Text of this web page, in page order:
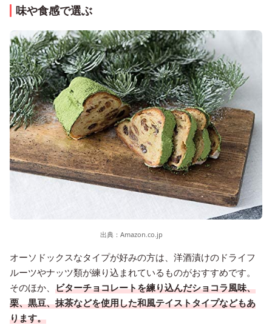
味や食感で選ぶ
出典： Amazon.co.jp
オーソドックスなタイプが好みの方は、洋酒漬けのドライフ
ルーツやナッツ類が練り込まれているものがおすすめです。
そのほか、 ビターチョコレートを練り込んだショコラ風味、
栗、黒豆、抹茶などを使用した和風テイストタイプなどもあ
ります。